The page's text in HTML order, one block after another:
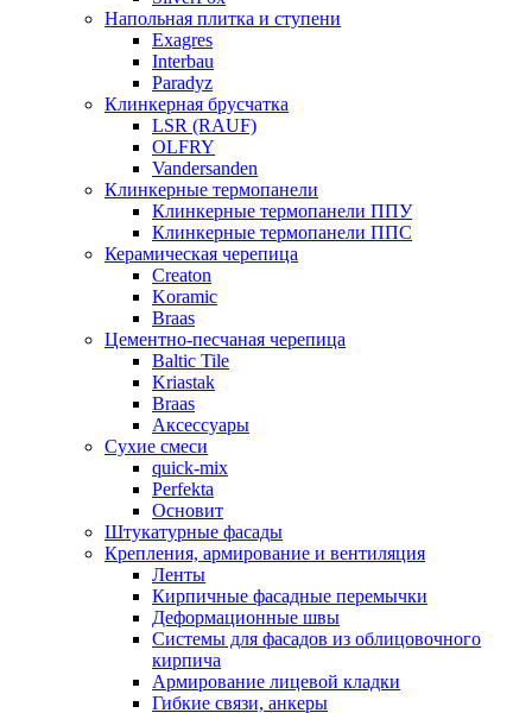
Напольная плитка и ступени
Exagres
Interbau
Paradyz
Клинкерная брусчатка
LSR (RAUF)
OLFRY
Vandersanden
Клинкерные термопанели
Клинкерные термопанели ППУ
Клинкерные термопанели ППC
Керамическая черепица
Creaton
Koramic
Braas
Цементно-песчаная черепица
Baltic Tile
Kriastak
Braas
Аксессуары
Сухие смеси
quick-mix
Perfekta
Основит
Штукатурные фасады
Крепления, армирование и вентиляция
Ленты
Кирпичные фасадные перемычки
Деформационные швы
Системы для фасадов из облицовочного
кирпича
Армирование лицевой кладки
Гибкие связи, анкеры